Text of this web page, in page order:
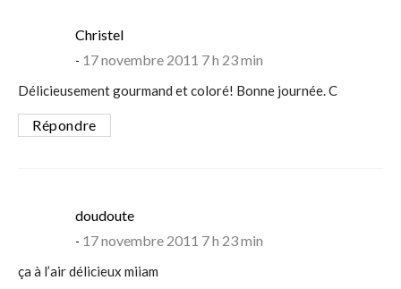
Christelsays:
17 novembre 2011 7 h 23 min
Délicieusement gourmand et coloré! Bonne journée. C
Répondre
doudoutesays:
17 novembre 2011 7 h 23 min
ça à l’air délicieux miiam